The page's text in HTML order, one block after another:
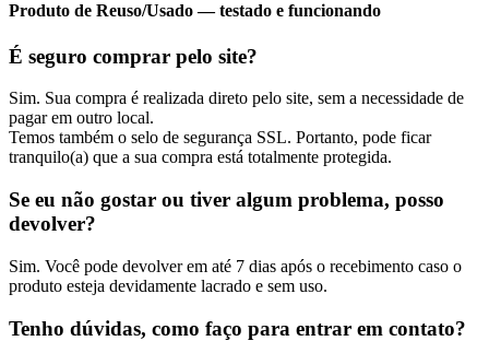
Produto de Reuso/Usado— testado e funcionando
É seguro comprar pelo site?
Sim. Sua compra é realizada direto pelo site, sem a necessidade de
pagar em outro local.
Temos também o selo de segurança SSL. Portanto, pode ficar
tranquilo(a) que a sua compra está totalmente protegida.
Se eu não gostar ou tiver algum problema, posso
devolver?
Sim. Você pode devolver em até 7 dias após o recebimento caso o
produto esteja devidamente lacrado e sem uso.
Tenho dúvidas, como faço para entrar em contato?